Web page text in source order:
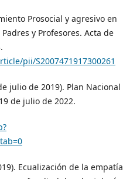
Prosocial y agresivo en
y Profesores. Acta de
pii/S2007471917300261
julio de 2019). Plan Nacional
de julio de 2022.
Ecualización de la empatía